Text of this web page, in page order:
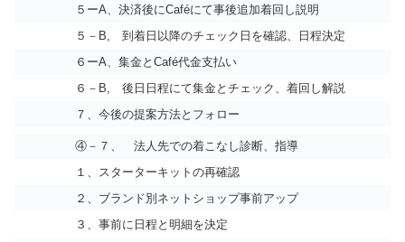
５ーA、決済後にCaféにて事後追加着回し説明
５－B, 到着日以降のチェック日を確認、日程決定
６ーA、集金とCafé代金支払い
６－B, 後日日程にて集金とチェック、着回し解説
７、今後の提案方法とフォロー
④－７、 法人先での着こなし診断、指導
１、スターターキットの再確認
２、ブランド別ネットショップ事前アップ
３、事前に日程と明細を決定